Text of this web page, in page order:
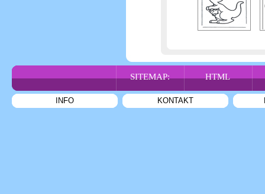
SITEMAP: HTML
INFO KONTAKT